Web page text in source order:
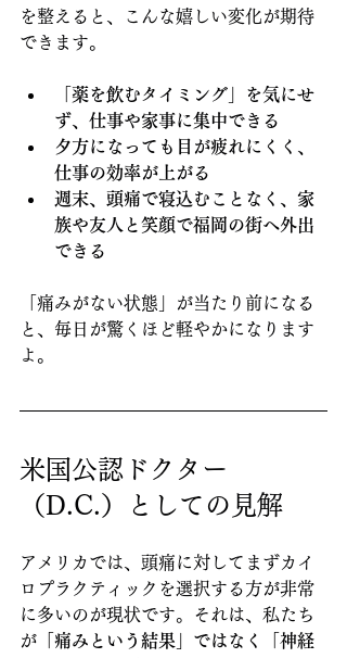
を整えると、こんな嬉しい変化が期待
できます。
「薬を飲むタイミング」を気にせ
ず、仕事や家事に集中できる
夕方になっても目が疲れにくく、
仕事の効率が上がる
週末、頭痛で寝込むことなく、家
族や友人と笑顔で福岡の街へ外出
できる
「痛みがない状態」が当たり前になる
と、毎日が驚くほど軽やかになります
よ。
米国公認ドクター
（D.C.）としての見解
アメリカでは、頭痛に対してまずカイ
ロプラクティックを選択する方が非常
に多いのが現状です。それは、私たち
が 「痛みという結果」ではなく「神経